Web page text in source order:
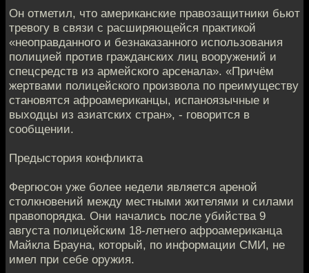
Он отметил, что американские правозащитники бьют
тревогу в связи с расширяющейся практикой
«неоправданного и безнаказанного использования
полицией против гражданских лиц вооружений и
спецсредств из армейского арсенала». «Причём
жертвами полицейского произвола по преимуществу
становятся афроамериканцы, испаноязычные и
выходцы из азиатских стран», - говорится в
сообщении.
Предыстория конфликта
Фергюсон уже более недели является ареной
столкновений между местными жителями и силами
правопорядка. Они начались после убийства 9
августа полицейским 18-летнего афроамериканца
Майкла Брауна, который, по информации СМИ, не
имел при себе оружия.